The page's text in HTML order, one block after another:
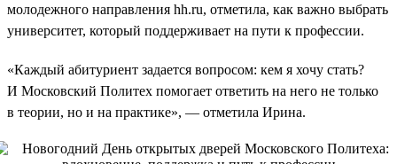
молодежного направления hh.ru, отметила, как важно выбрать
университет, который поддерживает на пути к профессии.
«Каждый абитуриент задается вопросом: кем я хочу стать?
И Московский Политех помогает ответить на него не только
в теории, но и на практике», — отметила Ирина.